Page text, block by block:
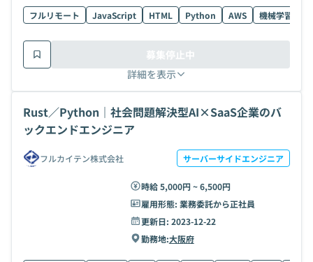
フルリモート JavaScript HTML Python AWS 機械学習
詳細を表示
募集停止中
Rust／Python｜社会問題解決型AI×SaaS企業のバ
ックエンドエンジニア
フルカイテン株式会社 サーバーサイドエンジニア
時給 5,000円 ~ 6,500円
雇用形態: 業務委託から正社員
更新日: 2023-12-22
勤務地:大阪府